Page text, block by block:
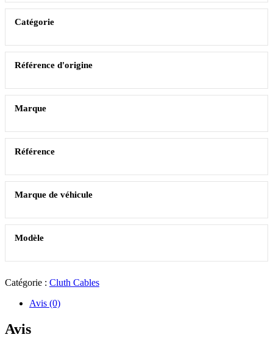
Catégorie
Référence d'origine
Marque
Référence
Marque de véhicule
Modèle
Catégorie : Cluth Cables
Avis (0)
Avis